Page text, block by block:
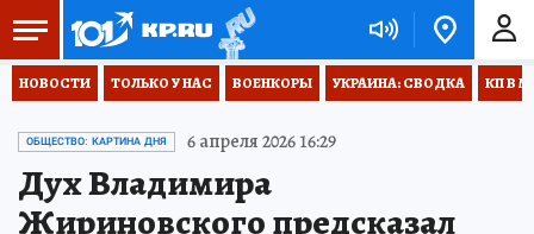
НОВОСТИ ТОЛЬКО У НАС ВОЕНКОРЫ УКРАИНА: СВОДКА КП В
ОБЩЕСТВО: КАРТИНА ДНЯ 6 апреля 2026 16:29
Дух Владимира
Жириновского предсказал